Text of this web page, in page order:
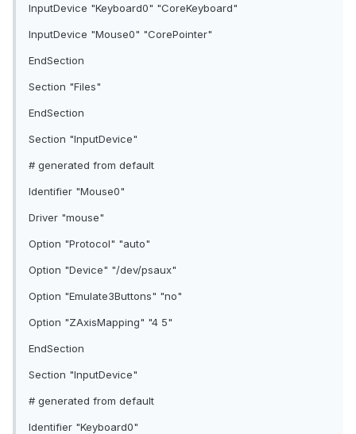
InputDevice "Keyboard0" "CoreKeyboard"
InputDevice "Mouse0" "CorePointer"
EndSection
Section "Files"
EndSection
Section "InputDevice"
# generated from default
Identifier "Mouse0"
Driver "mouse"
Option "Protocol" "auto"
Option "Device" "/dev/psaux"
Option "Emulate3Buttons" "no"
Option "ZAxisMapping" "4 5"
EndSection
Section "InputDevice"
# generated from default
Identifier "Keyboard0"